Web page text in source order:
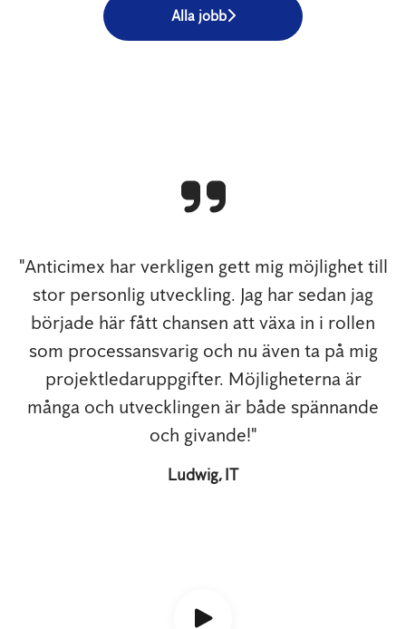
Alla jobb
"Anticimex har verkligen gett mig möjlighet till
stor personlig utveckling. Jag har sedan jag
började här fått chansen att växa in i rollen
som processansvarig och nu även ta på mig
projektledaruppgifter. Möjligheterna är
många och utvecklingen är både spännande
och givande!"
Ludwig, IT